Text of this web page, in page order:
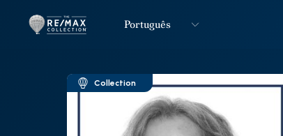
LogoIr para página inicial
Português
Collection